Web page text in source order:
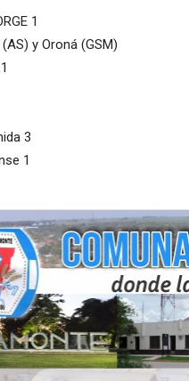
1
y Oroná (GSM)
3
1